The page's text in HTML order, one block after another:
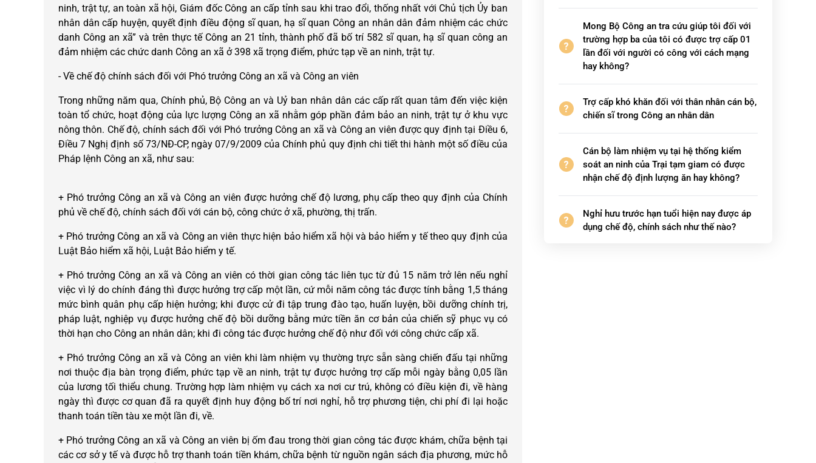
ninh, trật tự, an toàn xã hội, Giám đốc Công an cấp tỉnh sau khi trao đổi, thống nhất với Chủ tịch Ủy ban
nhân dân cấp huyện, quyết định điều động sĩ quan, hạ sĩ quan Công an nhân dân đảm nhiệm các chức
danh Công an xã” và trên thực tế Công an 21 tỉnh, thành phố đã bố trí 582 sĩ quan, hạ sĩ quan công an
đảm nhiệm các chức danh Công an xã ở 398 xã trọng điểm, phức tạp về an ninh, trật tự.
- Về chế độ chính sách đối với Phó trưởng Công an xã và Công an viên
Trong những năm qua, Chính phủ, Bộ Công an và Uỷ ban nhân dân các cấp rất quan tâm đến việc kiện
toàn tổ chức, hoạt động của lực lượng Công an xã nhằm góp phần đảm bảo an ninh, trật tự ở khu vực
nông thôn. Chế độ, chính sách đối với Phó trưởng Công an xã và Công an viên được quy định tại Điều 6,
Điều 7 Nghị định số 73/NĐ-CP, ngày 07/9/2009 của Chính phủ quy định chi tiết thi hành một số điều của
Pháp lệnh Công an xã, như sau:
+ Phó trưởng Công an xã và Công an viên được hưởng chế độ lương, phụ cấp theo quy định của Chính
phủ về chế độ, chính sách đối với cán bộ, công chức ở xã, phường, thị trấn.
+ Phó trưởng Công an xã và Công an viên thực hiện bảo hiểm xã hội và bảo hiểm y tế theo quy định của
Luật Bảo hiểm xã hội, Luật Bảo hiểm y tế.
+ Phó trưởng Công an xã và Công an viên có thời gian công tác liên tục từ đủ 15 năm trở lên nếu nghỉ
việc vì lý do chính đáng thì được hưởng trợ cấp một lần, cứ mỗi năm công tác được tính bằng 1,5 tháng
mức bình quân phụ cấp hiện hưởng; khi được cử đi tập trung đào tạo, huấn luyện, bồi dưỡng chính trị,
pháp luật, nghiệp vụ được hưởng chế độ bồi dưỡng bằng mức tiền ăn cơ bản của chiến sỹ phục vụ có
thời hạn cho Công an nhân dân; khi đi công tác được hưởng chế độ như đối với công chức cấp xã.
+ Phó trưởng Công an xã và Công an viên khi làm nhiệm vụ thường trực sẵn sàng chiến đấu tại những
nơi thuộc địa bàn trọng điểm, phức tạp về an ninh, trật tự được hưởng trợ cấp mỗi ngày bằng 0,05 lần
của lương tối thiểu chung. Trường hợp làm nhiệm vụ cách xa nơi cư trú, không có điều kiện đi, về hàng
ngày thì được cơ quan đã ra quyết định huy động bố trí nơi nghỉ, hỗ trợ phương tiện, chi phí đi lại hoặc
thanh toán tiền tàu xe một lần đi, về.
+ Phó trưởng Công an xã và Công an viên bị ốm đau trong thời gian công tác được khám, chữa bệnh tại
các cơ sở y tế và được hỗ trợ thanh toán tiền khám, chữa bệnh từ nguồn ngân sách địa phương, mức hỗ
Mong Bộ Công an tra cứu giúp tôi đối với
trường hợp ba của tôi có được trợ cấp 01
lần đối với người có công với cách mạng
hay không?
Trợ cấp khó khăn đối với thân nhân cán bộ,
chiến sĩ trong Công an nhân dân
Cán bộ làm nhiệm vụ tại hệ thống kiểm
soát an ninh của Trại tạm giam có được
nhận chế độ định lượng ăn hay không?
Nghỉ hưu trước hạn tuổi hiện nay được áp
dụng chế độ, chính sách như thế nào?